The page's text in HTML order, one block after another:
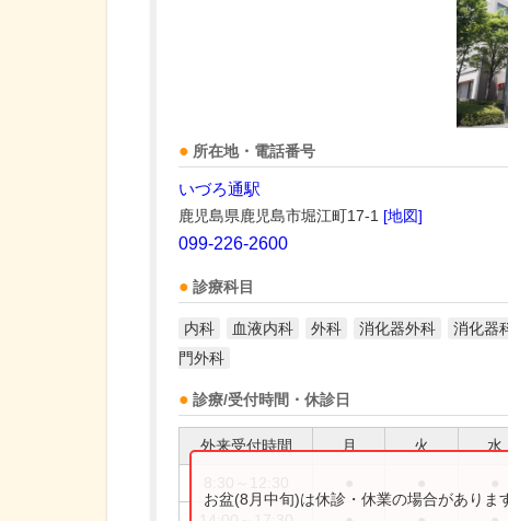
所在地・電話番号
いづろ通駅
鹿児島県鹿児島市堀江町17-1 [地図]
099-226-2600
診療科目
内科 血液内科 外科 消化器外科 消化器
門外科
診療/受付時間・休診日
外来受付時間 月 火 水
お盆(8月中旬)は休診・休業の場合がありま